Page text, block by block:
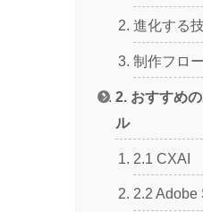
進化する
制作フロ
2. おすすめ
ル
2.1 CXAI
2.2 Adobe